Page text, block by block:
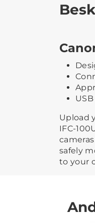
Upload
IFC-
safely
to your